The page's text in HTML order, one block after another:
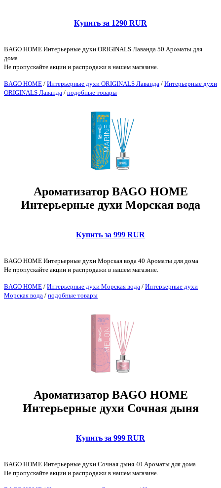
Купить за 1290 RUR
BAGO HOME Интерьерные духи ORIGINALS Лаванда 50 Ароматы для
дома
Не пропускайте акции и распродажи в нашем магазине.
BAGO HOME / Интерьерные духи ORIGINALS Лаванда / Интерьерные духи
ORIGINALS Лаванда / подобные товары
Ароматизатор BAGO HOME
Интерьерные духи Морская вода
Купить за 999 RUR
BAGO HOME Интерьерные духи Морская вода 40 Ароматы для дома
Не пропускайте акции и распродажи в нашем магазине.
BAGO HOME / Интерьерные духи Морская вода / Интерьерные духи
Морская вода / подобные товары
Ароматизатор BAGO HOME
Интерьерные духи Сочная дыня
Купить за 999 RUR
BAGO HOME Интерьерные духи Сочная дыня 40 Ароматы для дома
Не пропускайте акции и распродажи в нашем магазине.